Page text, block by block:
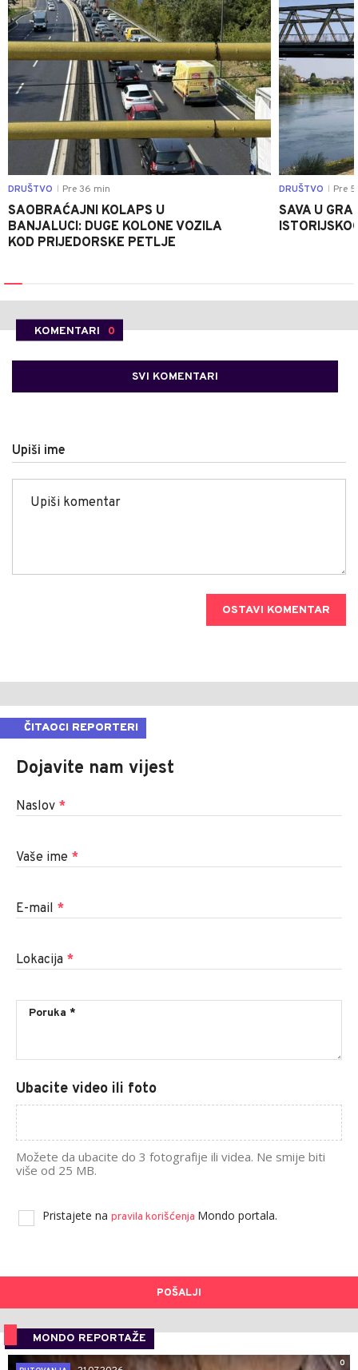
DRUŠTVO Pre 36 min
SAOBRAĆAJNI KOLAPS U
BANJALUCI: DUGE KOLONE VOZILA
KOD PRIJEDORSKE PETLJE
DRUŠTVO Pre
SAVA U
KOMENTARI 0
SVI KOMENTARI
Upiši ime
OSTAVI KOMENTAR
ČITAOCI REPORTERI
Dojavite nam vijest
Naslov *
Vaše ime *
E-mail *
Lokacija *
Ubacite video ili foto
Možete da ubacite do 3 fotografije ili videa. Ne smije biti
više od 25 MB.
Pristajete na pravila korišćenja Mondo portala.
POŠALJI
MONDO REPORTAŽE
0